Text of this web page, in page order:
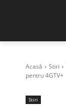
Acasă Stiri
pentru 4GTV+
Stiri